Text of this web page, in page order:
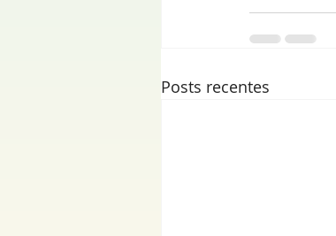
Posts recentes